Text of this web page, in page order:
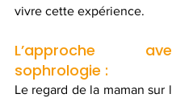
vivre cette expérience.
L’approche
sophrologie :
Le regard de la maman sur